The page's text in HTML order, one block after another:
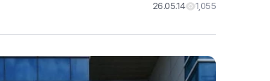
26.05.14 1,055